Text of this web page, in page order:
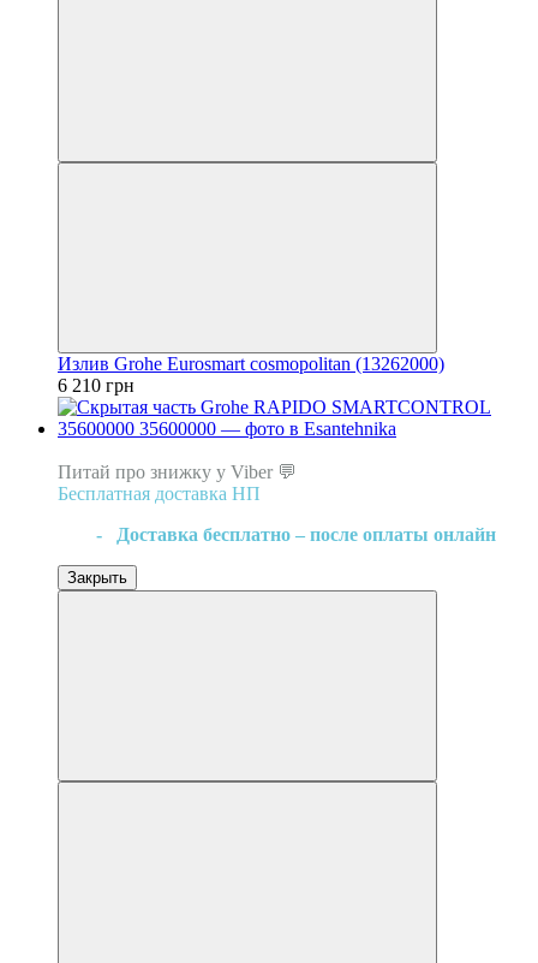
Излив Grohe Eurosmart cosmopolitan (13262000)
6 210 грн
Питай про знижку у Viber 💬
Бесплатная доставка НП
- Доставка бесплатно – после оплаты онлайн
Закрыть